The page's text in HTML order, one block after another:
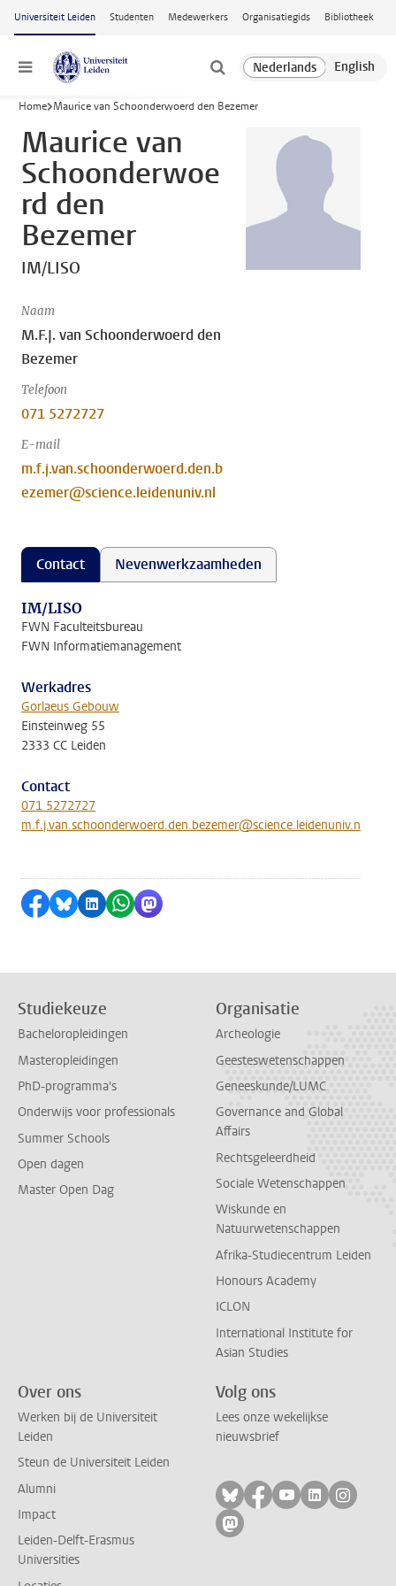
Ga naar hoofdinhoud
Universiteit Leiden Studenten Medewerkers Organisatiegids Bibliotheek
Menu
Home Maurice van Schoonderwoerd den Bezemer
Maurice van
Schoonderwoe
rd den
Bezemer
IM/LISO
Naam
M.F.J. van Schoonderwoerd den
Bezemer
Telefoon
071 5272727
E-mail
m.f.j.van.schoonderwoerd.den.b
ezemer@science.leidenuniv.nl
Contact Nevenwerkzaamheden
IM/LISO
FWN Faculteitsbureau
FWN Informatiemanagement
Werkadres
Gorlaeus Gebouw
Einsteinweg 55
2333 CC Leiden
Contact
071 5272727
m.f.j.van.schoonderwoerd.den.bezemer@science.leidenuniv.nl
Delen op Facebook
Delen via Bluesky
Delen op LinkedIn
Delen via WhatsApp
Delen via Mastodon
Studiekeuze
Bacheloropleidingen
Masteropleidingen
PhD-programma's
Onderwijs voor professionals
Summer Schools
Open dagen
Master Open Dag
Organisatie
Archeologie
Geesteswetenschappen
Geneeskunde/LUMC
Governance and Global
Affairs
Rechtsgeleerdheid
Sociale Wetenschappen
Wiskunde en
Natuurwetenschappen
Afrika-Studiecentrum Leiden
Honours Academy
ICLON
International Institute for
Asian Studies
Over ons
Werken bij de Universiteit
Leiden
Steun de Universiteit Leiden
Alumni
Impact
Leiden-Delft-Erasmus
Universities
Volg ons
Lees onze wekelijkse
nieuwsbrief
Volg ons op bluesky
Volg ons op
Volg ons op
Volg ons
Volg
Volg ons op mastodon